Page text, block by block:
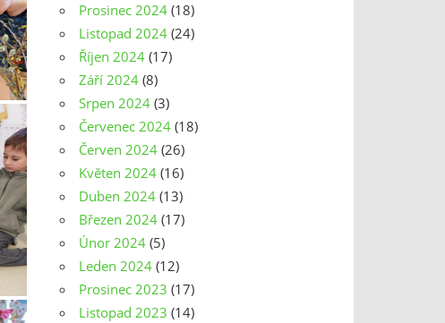
Prosinec 2024 (18)
Listopad 2024 (24)
Říjen 2024 (17)
Září 2024 (8)
Srpen 2024 (3)
Červenec 2024 (18)
Červen 2024 (26)
Květen 2024 (16)
Duben 2024 (13)
Březen 2024 (17)
Únor 2024 (5)
Leden 2024 (12)
Prosinec 2023 (17)
Listopad 2023 (14)